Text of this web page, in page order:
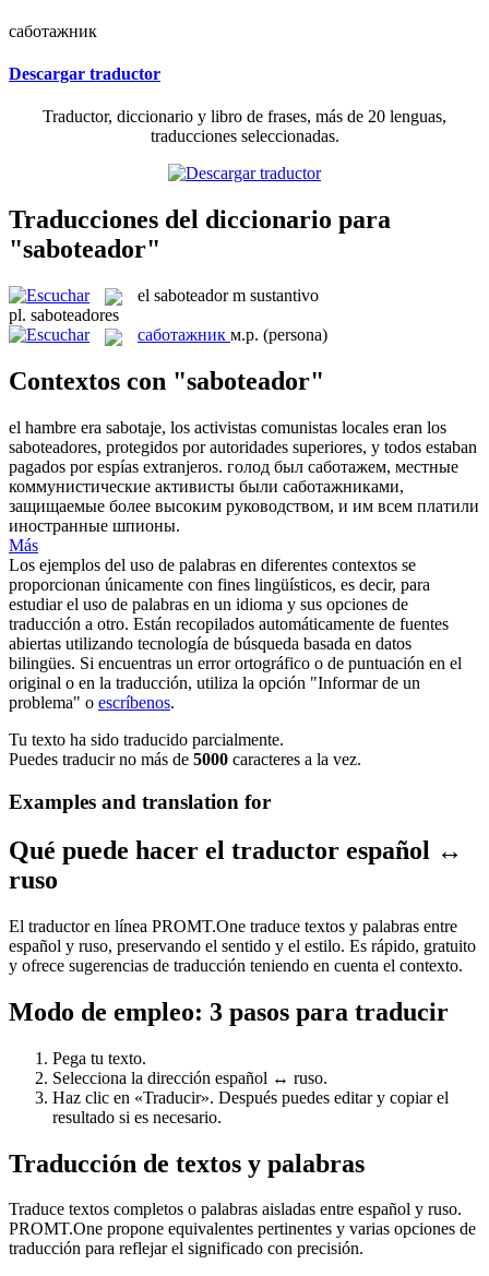
саботажник
Descargar traductor
Traductor, diccionario y libro de frases, más de 20 lenguas,
traducciones seleccionadas.
Traducciones del diccionario para
"saboteador"
el saboteador m sustantivo
pl. saboteadores
саботажник м.р. (persona)
Contextos con "saboteador"
el hambre era sabotaje, los activistas comunistas locales eran los
saboteadores, protegidos por autoridades superiores, y todos estaban
pagados por espías extranjeros. голод был саботажем, местные
коммунистические активисты были саботажниками,
защищаемые более высоким руководством, и им всем платили
иностранные шпионы.
Más
Los ejemplos del uso de palabras en diferentes contextos se
proporcionan únicamente con fines lingüísticos, es decir, para
estudiar el uso de palabras en un idioma y sus opciones de
traducción a otro. Están recopilados automáticamente de fuentes
abiertas utilizando tecnología de búsqueda basada en datos
bilingües. Si encuentras un error ortográfico o de puntuación en el
original o en la traducción, utiliza la opción "Informar de un
problema" o escríbenos.
Tu texto ha sido traducido parcialmente.
Puedes traducir no más de 5000 caracteres a la vez.
Examples and translation for
Qué puede hacer el traductor español ↔
ruso
El traductor en línea PROMT.One traduce textos y palabras entre
español y ruso, preservando el sentido y el estilo. Es rápido, gratuito
y ofrece sugerencias de traducción teniendo en cuenta el contexto.
Modo de empleo: 3 pasos para traducir
Pega tu texto.
Selecciona la dirección español ↔ ruso.
Haz clic en «Traducir». Después puedes editar y copiar el
resultado si es necesario.
Traducción de textos y palabras
Traduce textos completos o palabras aisladas entre español y ruso.
PROMT.One propone equivalentes pertinentes y varias opciones de
traducción para reflejar el significado con precisión.